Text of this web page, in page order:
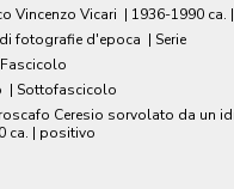
Vincenzo Vicari | 1936-1990 ca.
fotografie d'epoca | Serie
| Sottofascicolo
Ceresio sorvolato da un
ca. | positivo